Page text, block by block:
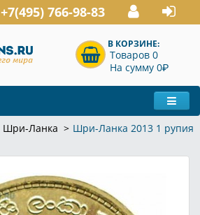
+7(495) 766-98-83
В КОРЗИНЕ:
Товаров 0
На сумму 0P
Шри-Ланка Шри-Ланка 2013 1 рупия